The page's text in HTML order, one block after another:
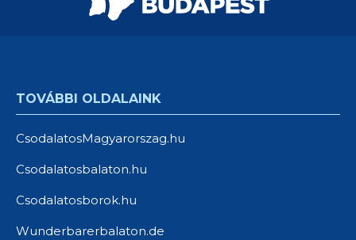
TOVÁBBI OLDALAINK
CsodalatosMagyarorszag.hu
Csodalatosbalaton.hu
Csodalatosborok.hu
Wunderbarerbalaton.de